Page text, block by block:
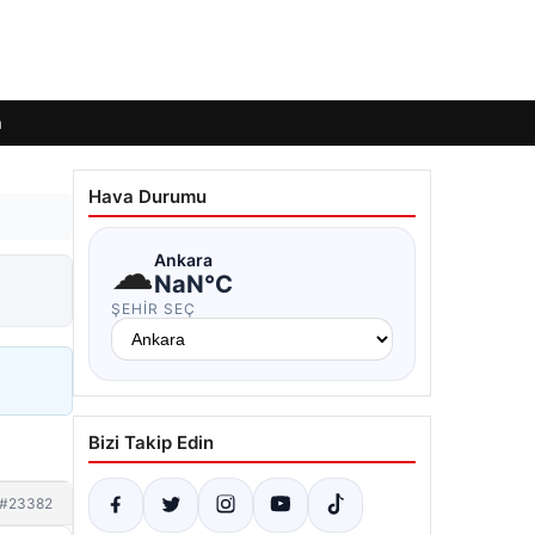
#23382
Hava Durumu
☁Ankara
NaN°C
ŞEHIR SEÇ
Bizi Takip Edin